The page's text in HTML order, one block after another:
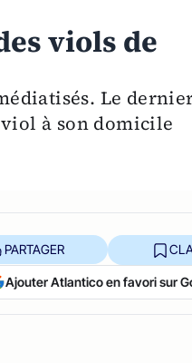
viols de
Le
à son domicile
PARTAGER
Ajouter Atlantico en favori sur